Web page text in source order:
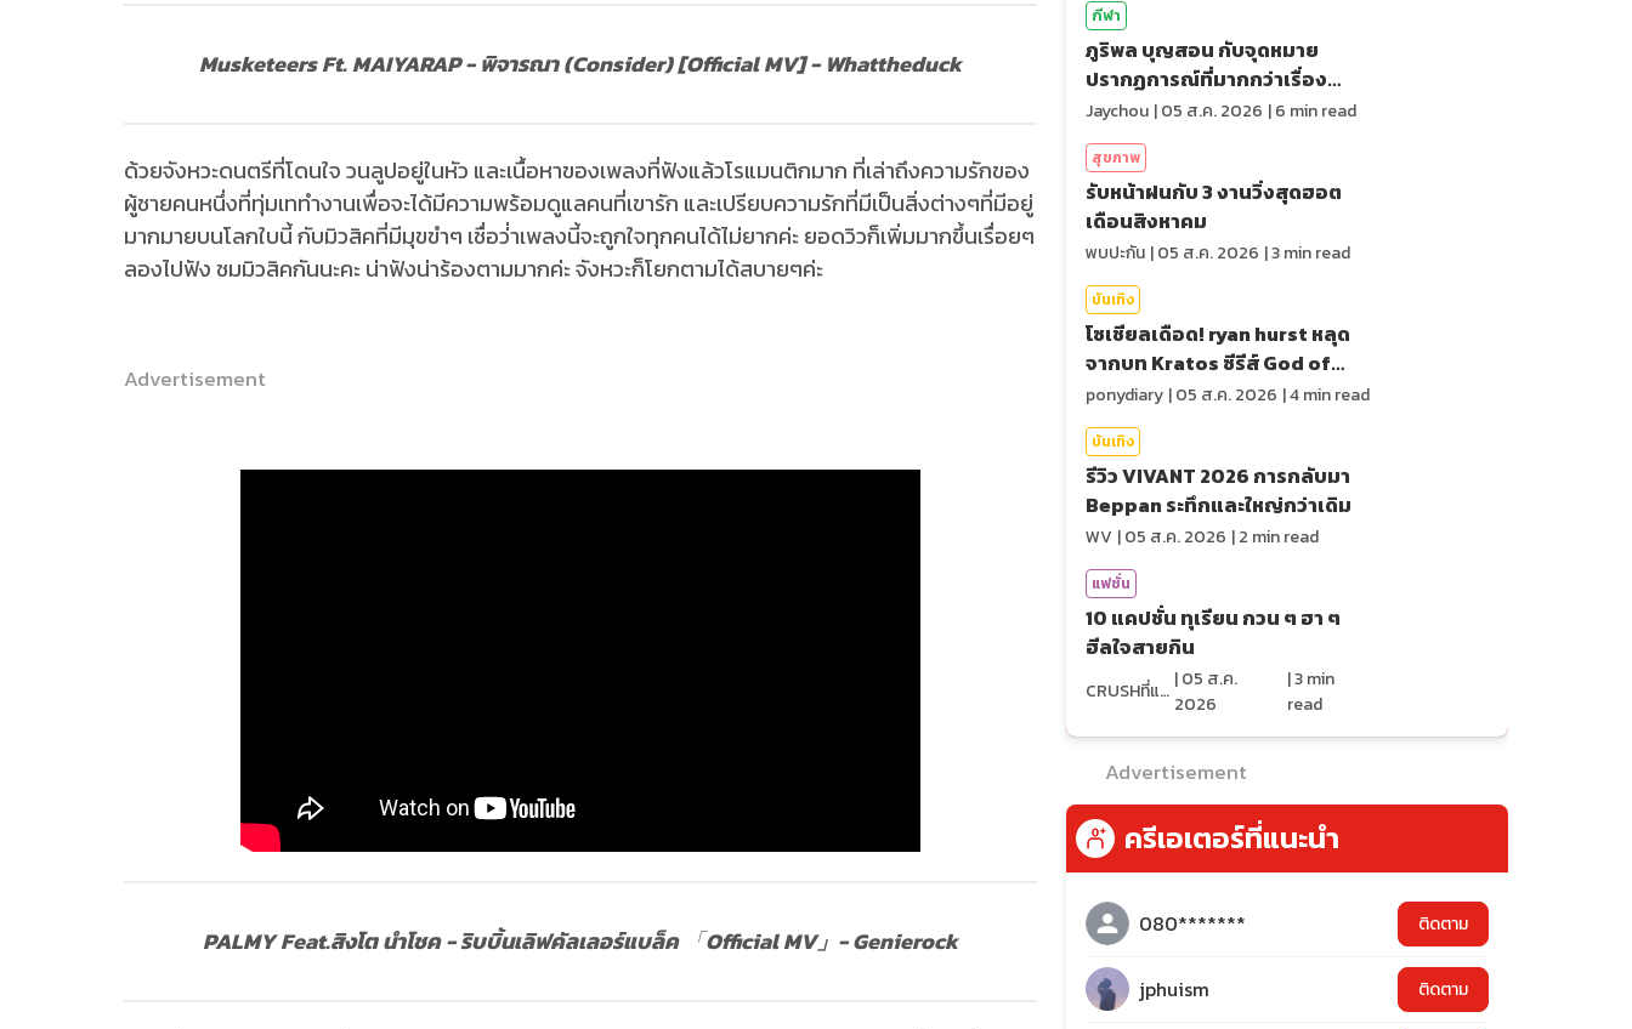
Musketeers Ft. MAIYARAP - พิจารณา (Consider)[Official MV] - Whattheduck
ด้วยจังหวะดนตรีที่โดนใจ วนลูปอยู่ในหัว และเนื้อหาของเพลงที่ฟังแล้วโรแมนติกมาก ที่เล่าถึงความรักของ
ผู้ชายคนหนึ่งที่ทุ่มเททำงานเพื่อจะได้มีความพร้อมดูแลคนที่เขารัก และเปรียบความรักที่มีเป็นสิ่งต่างๆที่มีอยู่
มากมายบนโลกใบนี้ กับมิวสิคที่มีมุขขำๆ เชื่อว่่าเพลงนี้จะถูกใจทุกคนได้ไม่ยากค่ะ ยอดวิวก็เพิ่มมากขึ้นเรื่อยๆ
ลองไปฟัง ชมมิวสิคกันนะคะ น่าฟังน่าร้องตามมากค่ะ จังหวะก็โยกตามได้สบายๆค่ะ
Advertisement
PALMY Feat.สิงโต นำโชค - ริบบิ้นเลิฟคัลเลอร์แบล็ค 「Official MV」- Genierock
กีฬา
ภูริพล บุญสอน กับจุดหมาย
ปรากฏการณ์ที่มากกว่าเรื่อง
ของสถิติ
Jaychou |05 ส.ค. 2026 |6 min read
สุขภาพ
รับหน้าฝนกับ 3 งานวิ่งสุดฮอต
เดือนสิงหาคม
พบปะกัน |05 ส.ค. 2026 |3min read
บันเทิง
โซเชียลเดือด! ryan hurst หลุด
จากบท Kratos ซีรีส์ God of
War
ponydiary |05 ส.ค. 2026 |4min read
บันเทิง
รีวิว VIVANT 2026 การกลับมา
Beppan ระทึกและใหญ่กว่าเดิม
WV |05 ส.ค. 2026 |2 min read
แฟชั่น
10 แคปชั่น ทุเรียน กวน ๆ ฮา ๆ
ฮีลใจสายกิน
CRUSHที่แปลว่าแอบชอบ |05 ส.ค.
2026
|3min
read
Advertisement
ครีเอเตอร์ที่แนะนำ
080******* ติดตาม
jphuism ติดตาม